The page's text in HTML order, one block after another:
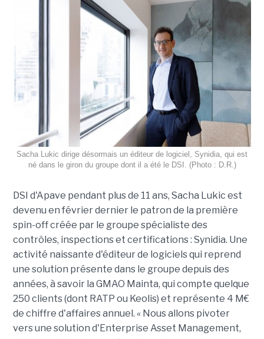
Sacha Lukic dirige désormais un éditeur de logiciel, Synidia, qui est
né dans le giron du groupe dont il a été le DSI. (Photo : D.R.)
DSI d'Apave pendant plus de 11 ans, Sacha Lukic est
devenu en février dernier le patron de la première
spin-off créée par le groupe spécialiste des
contrôles, inspections et certifications : Synidia. Une
activité naissante d'éditeur de logiciels qui reprend
une solution présente dans le groupe depuis des
années, à savoir la GMAO Mainta, qui compte quelque
250 clients (dont RATP ou Keolis) et représente 4 M€
de chiffre d'affaires annuel. « Nous allons pivoter
vers une solution d'Enterprise Asset Management,